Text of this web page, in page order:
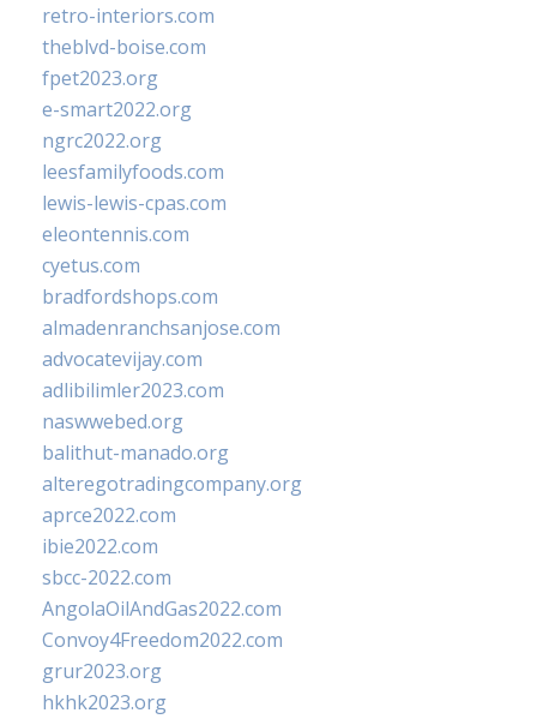
retro-interiors.com
theblvd-boise.com
fpet2023.org
e-smart2022.org
ngrc2022.org
leesfamilyfoods.com
lewis-lewis-cpas.com
eleontennis.com
cyetus.com
bradfordshops.com
almadenranchsanjose.com
advocatevijay.com
adlibilimler2023.com
naswwebed.org
balithut-manado.org
alteregotradingcompany.org
aprce2022.com
ibie2022.com
sbcc-2022.com
AngolaOilAndGas2022.com
Convoy4Freedom2022.com
grur2023.org
hkhk2023.org